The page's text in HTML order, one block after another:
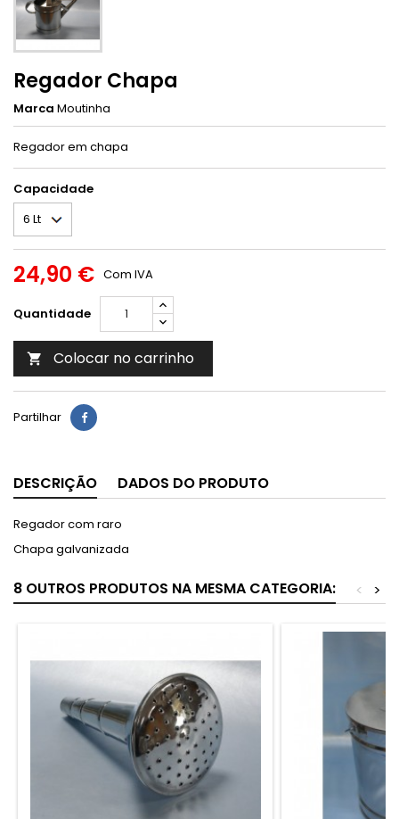
Regador Chapa
Marca Moutinha
Regador em chapa
Capacidade
24,90 € Com IVA
Quantidade
 Colocar no carrinho
Partilhar
DESCRIÇÃO DADOS DO PRODUTO
Regador com raro
Chapa galvanizada
8 OUTROS PRODUTOS NA MESMA CATEGORIA: >
<